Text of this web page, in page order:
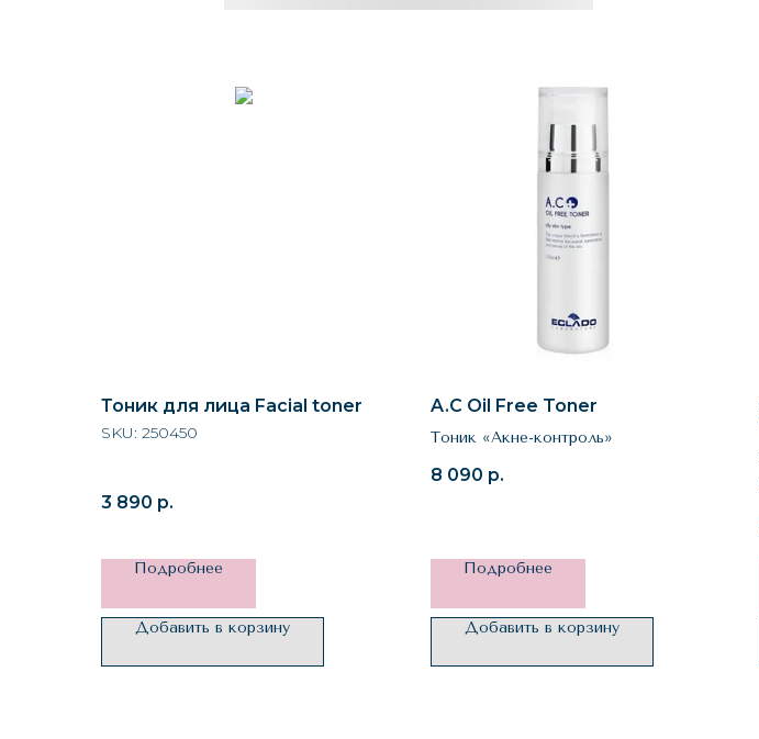
Тоник для лица Facial toner
SKU: 250450
3 890 р.
Подробнее
Добавить в корзину
A.C Oil Free Toner
Тоник «Акне-контроль»
8 090 р.
Подробнее
Добавить в корзину